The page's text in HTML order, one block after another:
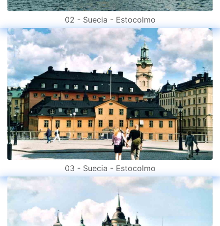
02 - Suecia - Estocolmo
03 - Suecia - Estocolmo